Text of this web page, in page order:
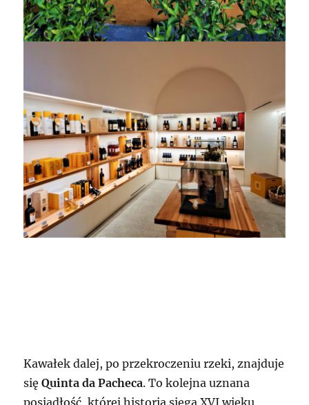
Kawałek dalej, po przekroczeniu rzeki, znajduje
sięQuinta da Pacheca. To kolejna uznana